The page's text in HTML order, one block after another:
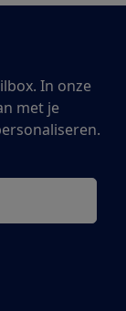
In onze
met je